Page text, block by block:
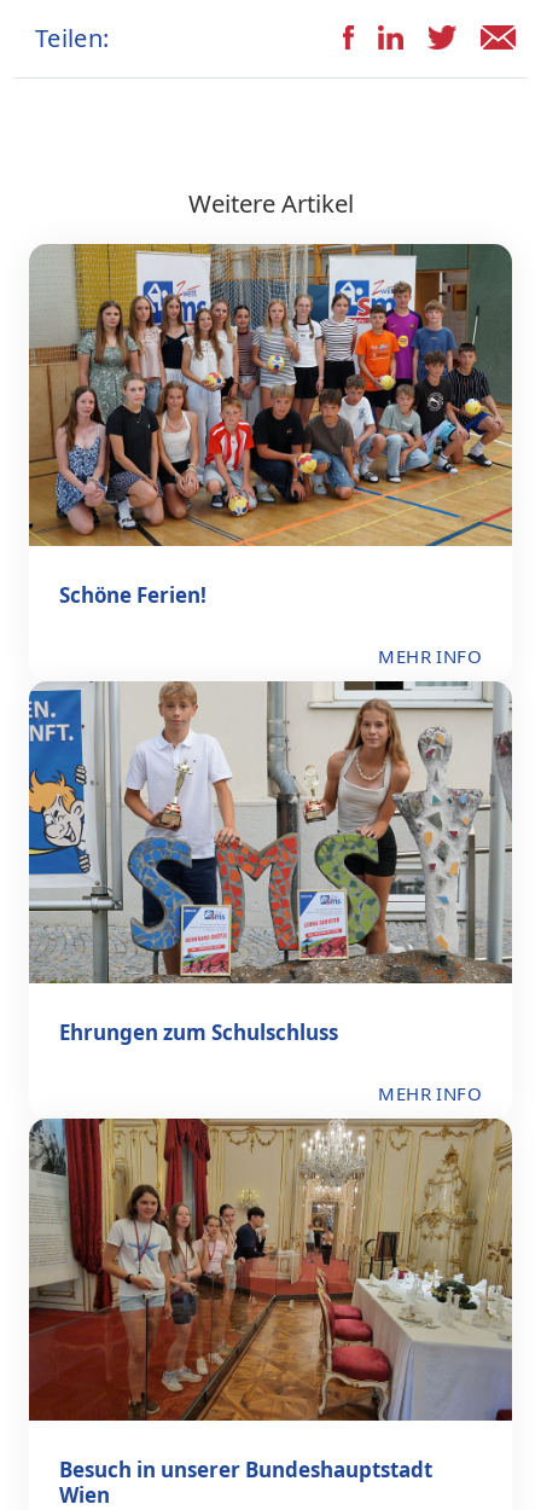
Teilen:
Weitere Artikel
Schöne Ferien!
MEHR INFO
Ehrungen zum Schulschluss
MEHR INFO
Besuch in unserer Bundeshauptstadt
Wien